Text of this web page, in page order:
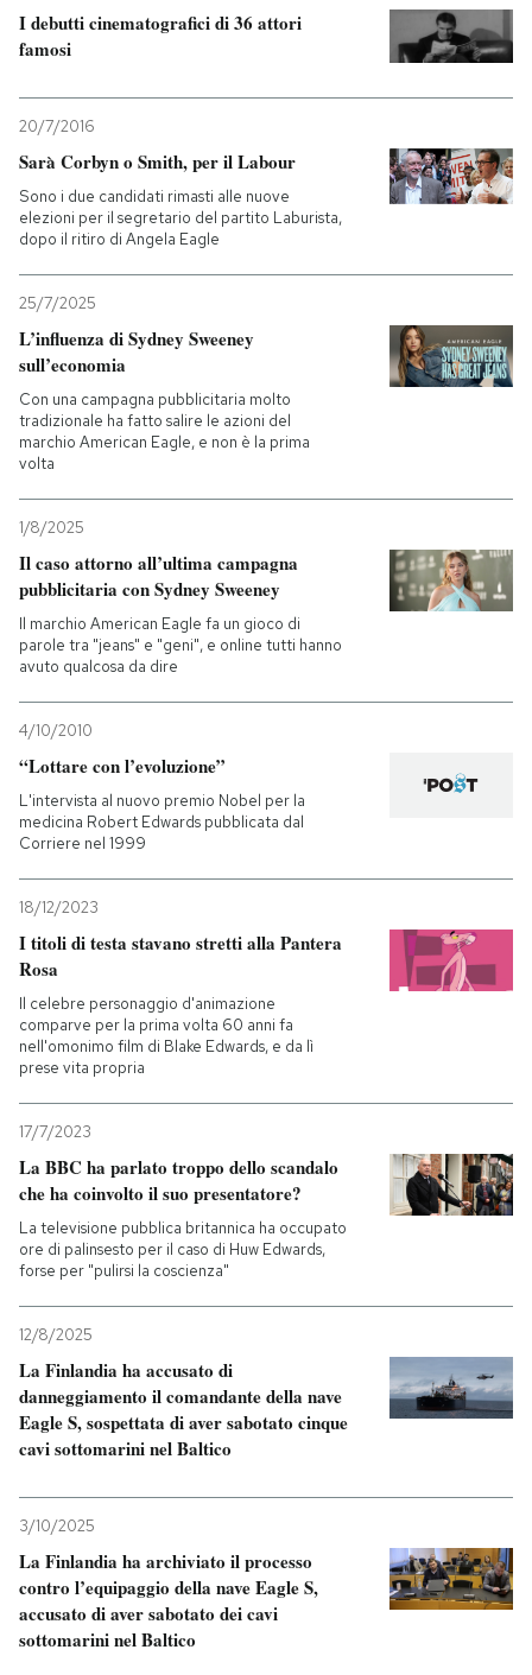
Entra
I debutti cinematografici di 36 attori
famosi
20/7/2016
Sarà Corbyn o Smith, per il Labour
Sono i due candidati rimasti alle nuove
elezioni per il segretario del partito Laburista,
dopo il ritiro di Angela Eagle
25/7/2025
L’influenza di Sydney Sweeney
sull’economia
Con una campagna pubblicitaria molto
tradizionale ha fatto salire le azioni del
marchio American Eagle, e non è la prima
volta
1/8/2025
Il caso attorno all’ultima campagna
pubblicitaria con Sydney Sweeney
Il marchio American Eagle fa un gioco di
parole tra "jeans" e "geni", e online tutti hanno
avuto qualcosa da dire
4/10/2010
“Lottare con l’evoluzione”
L'intervista al nuovo premio Nobel per la
medicina Robert Edwards pubblicata dal
Corriere nel 1999
18/12/2023
I titoli di testa stavano stretti alla Pantera
Rosa
Il celebre personaggio d'animazione
comparve per la prima volta 60 anni fa
nell'omonimo film di Blake Edwards, e da lì
prese vita propria
17/7/2023
La BBC ha parlato troppo dello scandalo
che ha coinvolto il suo presentatore?
La televisione pubblica britannica ha occupato
ore di palinsesto per il caso di Huw Edwards,
forse per "pulirsi la coscienza"
12/8/2025
La Finlandia ha accusato di
danneggiamento il comandante della nave
Eagle S, sospettata di aver sabotato cinque
cavi sottomarini nel Baltico
3/10/2025
La Finlandia ha archiviato il processo
contro l’equipaggio della nave Eagle S,
accusato di aver sabotato dei cavi
sottomarini nel Baltico